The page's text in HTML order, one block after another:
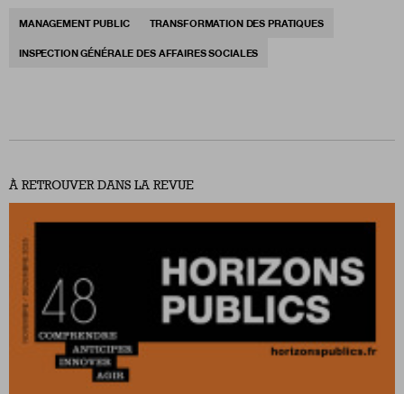
MANAGEMENT PUBLIC TRANSFORMATION DES PRATIQUES
INSPECTION GÉNÉRALE DES AFFAIRES SOCIALES
À RETROUVER DANS LA REVUE